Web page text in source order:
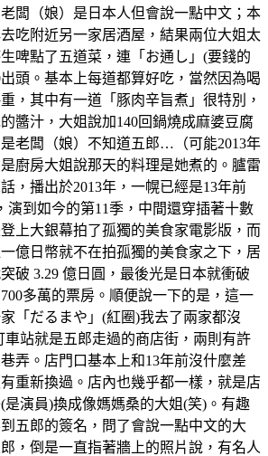
闆（娘）是日本人但會說一點中文；本
吃附近另一家居酒屋，結果兩位大姐太
啤點了五道菜，連「お通し」(要錢的
頭。基本上每道都算好吃，當然因為喝
，其中有一道「豚肉辛旨煮」很特別，
醬汁，大姐說加140回鍋燒成麻婆豆腐
老闆（娘）不知道五郎…（可能2013年
廚房大姐說那天的料理是她煮的。臚雷
，播出於2013年，一幌已經是13年前
演到如今的第11季，中間還穿插著十數
上大銀幕拍了孤獨的美食家電影版，而
億日幣就不在拍孤獨的美食家之下，居
破 3.29 億日圓，最後光是日本就衝破
多萬的票房。順便說一下的是，這一
「だるまや」(紅圈)我去了兩家都沒
車站就是五郎走過的商店街，兩則有許
弄。店門口基本上和13年前沒什麼差
重新換過。店內也幾乎都一樣，就是店
演員)換成像媽媽桑的大姐(笑)。有趣
五郎的簽名，問了會說一點中文的大
，倒是一直指著牆上的照片說，有名人